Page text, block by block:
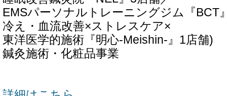
EMSパーソナルトレーニングジム『BCT
冷え・血流改善×ストレスケア×
東洋医学的施術『明心-Meishin-』1店舗)
鍼灸施術・化粧品事業